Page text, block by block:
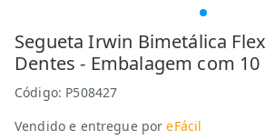
Segueta Irwin Bimetálica
Dentes - Embalagem com
Código: P508427
Vendido e entregue por eFácil